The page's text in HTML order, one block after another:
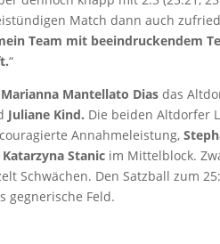
Match dann auch
Team mit beeindruckendem
“
Marianna Mantellato Dias das
Juliane Kind. Die beiden Altdorfer
Annahmeleistung,
Katarzyna Stanic im Mittelblock.
Schwächen. Den Satzball zum
gegnerische Feld.